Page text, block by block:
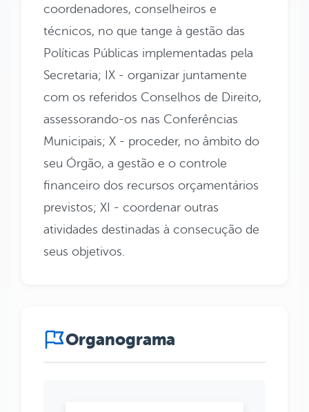
coordenadores, conselheiros e
técnicos, no que tange à gestão das
Políticas Públicas implementadas pela
Secretaria; IX - organizar juntamente
com os referidos Conselhos de Direito,
assessorando-os nas Conferências
Municipais; X - proceder, no âmbito do
seu Órgão, a gestão e o controle
financeiro dos recursos orçamentários
previstos; XI - coordenar outras
atividades destinadas à consecução de
seus objetivos.
Organograma